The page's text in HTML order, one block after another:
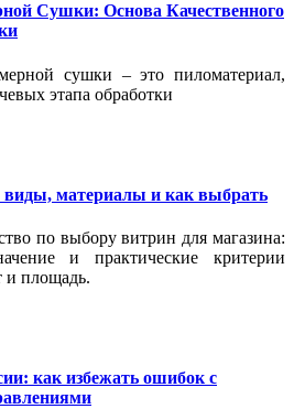
Сушки: Основа Качественного
сушки – это пиломатериал,
этапа обработки
материалы и как выбрать
по выбору витрин для магазина:
и практические критерии
и площадь.
как избежать ошибок с